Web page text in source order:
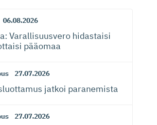
06.08.2026
Varallisuusvero hidastaisi
pääomaa
27.07.2026
jatkoi paranemista
27.07.2026